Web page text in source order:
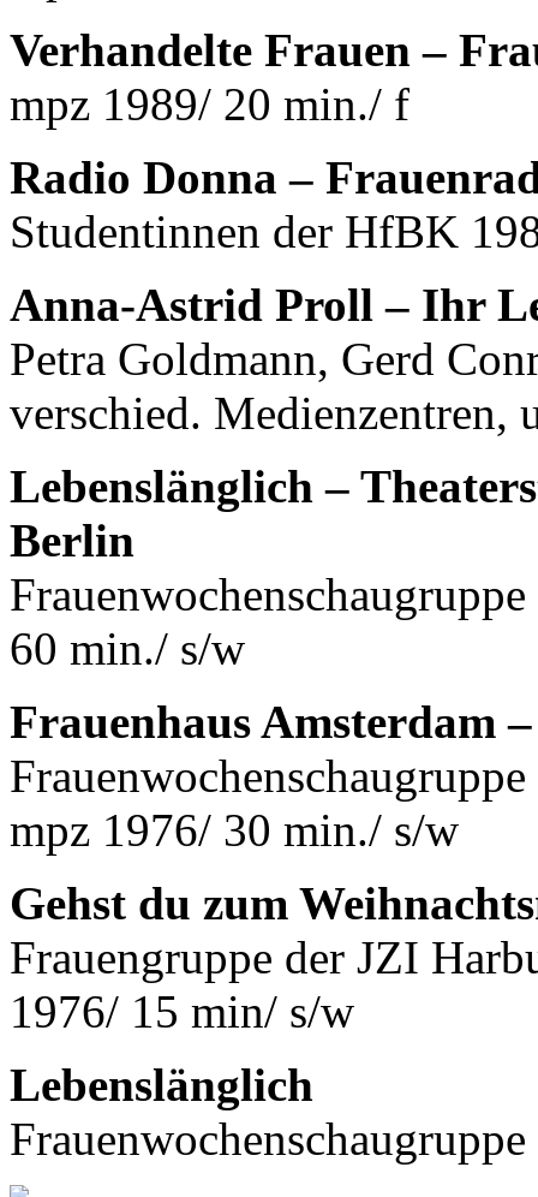
Verhandelte Frauen –
mpz 1989/ 20 min./ f
Radio Donna –
Studentinnen der HfBK
Anna-Astrid Proll – Ihr
Petra Goldmann, Gerd
verschied. Medienzentren,
Lebenslänglich –
Berlin
60 min./ s/w
Frauenhaus Amsterdam
mpz 1976/ 30 min./ s/w
Gehst du zum
Frauengruppe der JZI
1976/ 15 min/ s/w
Lebenslänglich